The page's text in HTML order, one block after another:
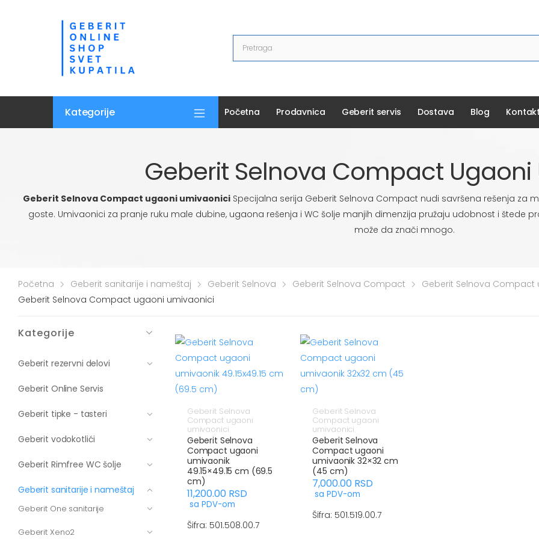
Kategorije Početna Prodavnica Geberit servis Dostava Blog Kontakt
Geberit Selnova Compact
Geberit Selnova Compact ugaoni umivaoniciSpecijalna serija Geberit Selnova Compact nudi savršena rešenja za
goste. Umivaonici za pranje ruku male dubine, ugaona rešenja i WC šolje manjih dimenzija pružaju udobnost i štede
može da znači mnogo.
Početna Geberit sanitarije i nameštaj Geberit Selnova Geberit Selnova Compact
Geberit Selnova Compact
Geberit Selnova Compact ugaoni umivaonici
Kategorije
Geberit rezervni delovi
Geberit Online Servis
Geberit tipke - tasteri
Geberit vodokotlići
Geberit Rimfree WC šolje
Geberit sanitarije i nameštaj
Geberit One sanitarije
Geberit Xeno2
Geberit Selnova
Compact ugaoni
umivaonici
Geberit Selnova
Compact ugaoni
umivaonik
49.15×49.15 cm (69.5
cm)
11,200.00 RSD
sa PDV-om
Šifra: 501.508.00.7
Geberit Selnova
Compact ugaoni
umivaonici
Geberit Selnova
Compact ugaoni
umivaonik 32×32 cm
(45 cm)
7,000.00 RSD
sa PDV-om
Šifra: 501.519.00.7